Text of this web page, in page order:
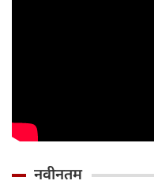
नवीनतम